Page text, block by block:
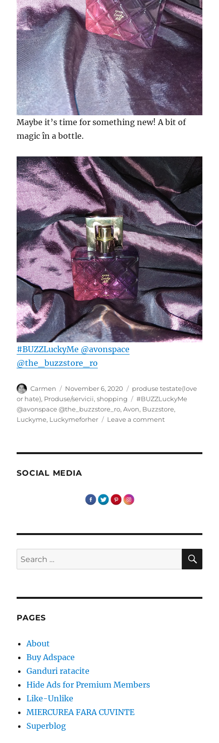
Maybe it’s time for something new! A bit of
magic în a bottle.
#BUZZLuckyMe @avonspace
@the_buzzstore_ro
Author
Carmen
Posted
on
November 6, 2020 Categories
produse testate(love
or hate), Produse/servicii,shopping Tags
#BUZZLuckyMe
@avonspace @the_buzzstore_ro,Avon, Buzzstore,
Luckyme, Luckymeforher Leave a commenton
SOCIAL MEDIA
Search
for:
PAGES
About
Buy Adspace
Ganduri ratacite
Hide Ads for Premium Members
Like-Unlike
MIERCUREA FARA CUVINTE
Superblog